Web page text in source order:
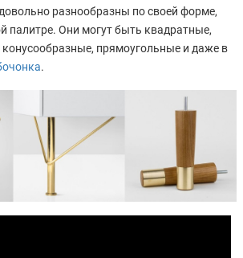
разнообразны по своей форме,
палитре. Они могут быть квадратные,
прямоугольные и даже в
.